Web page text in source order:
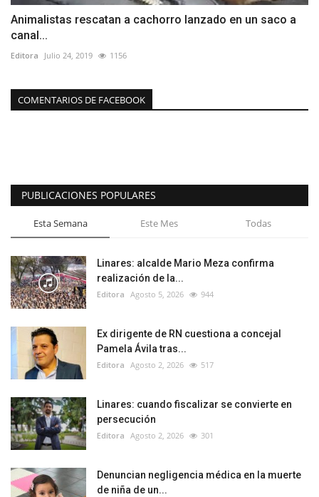
Animalistas rescatan a cachorro lanzado en un saco a
canal...
Editora Julio 24, 2019 1156
COMENTARIOS DE FACEBOOK
PUBLICACIONES POPULARES
Esta Semana Este Mes Todas
Linares: alcalde Mario Meza confirma
realización de la...
Editora Agosto 5, 2026 944
Ex dirigente de RN cuestiona a concejal
Pamela Ávila tras...
Editora Agosto 2, 2026 517
Linares: cuando fiscalizar se convierte en
persecución
Editora Agosto 2, 2026 301
Denuncian negligencia médica en la muerte
de niña de un...